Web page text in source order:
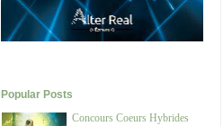
Popular Posts
Concours Coeurs Hybrides